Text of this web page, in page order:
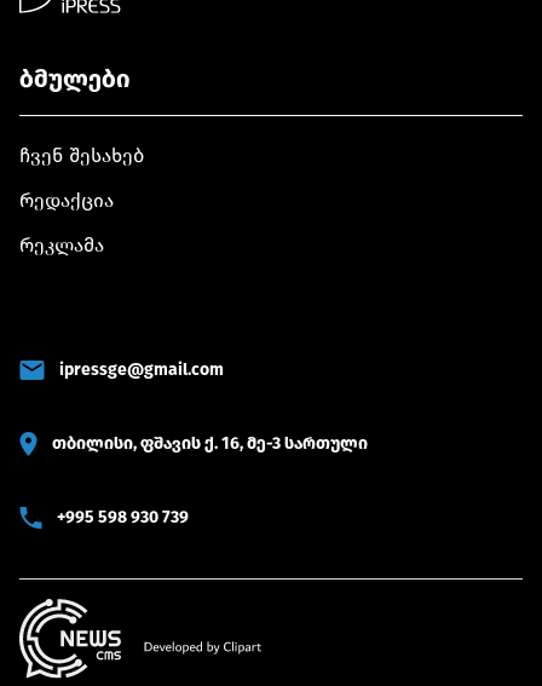
ბმულები
ჩვენ შესახებ
რედაქცია
რეკლამა
ipressge@gmail.com
თბილისი, ფშავის ქ. 16, მე-3 სართული
+995 598 930 739